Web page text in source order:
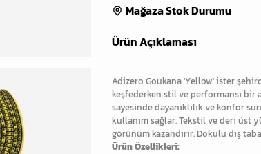
Mağaza Stok Durumu
Ürün Açıklaması
Adizero Goukana 'Yellow' ister
keşfederken stil ve performansı
sayesinde dayanıklılık ve konfor
kullanım sağlar. Tekstil ve deri üst
görünüm kazandırır. Dokulu dış
Ürün Özellikleri: